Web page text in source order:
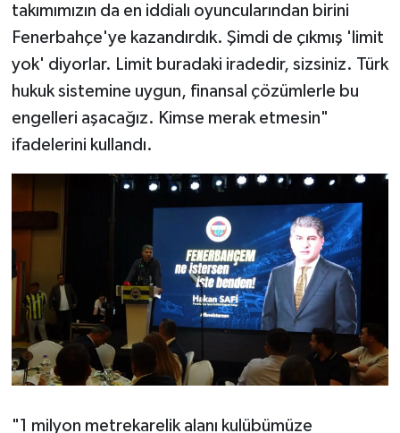
takımımızın da en iddialı oyuncularından birini
Fenerbahçe'ye kazandırdık. Şimdi de çıkmış 'limit
yok' diyorlar. Limit buradaki iradedir, sizsiniz. Türk
hukuk sistemine uygun, finansal çözümlerle bu
engelleri aşacağız. Kimse merak etmesin"
ifadelerini kullandı.
"1 milyon metrekarelik alanı kulübümüze